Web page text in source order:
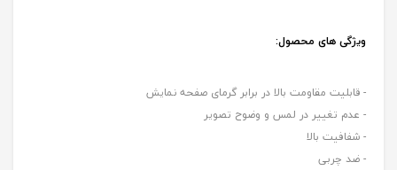
ویژگی های محصول:
- قابلیت مقاومت بالا در برابر گرمای صفحه نمایش
- عدم تغییر در لمس و وضوح تصویر
- شفافیت بالا
- ضد چربی